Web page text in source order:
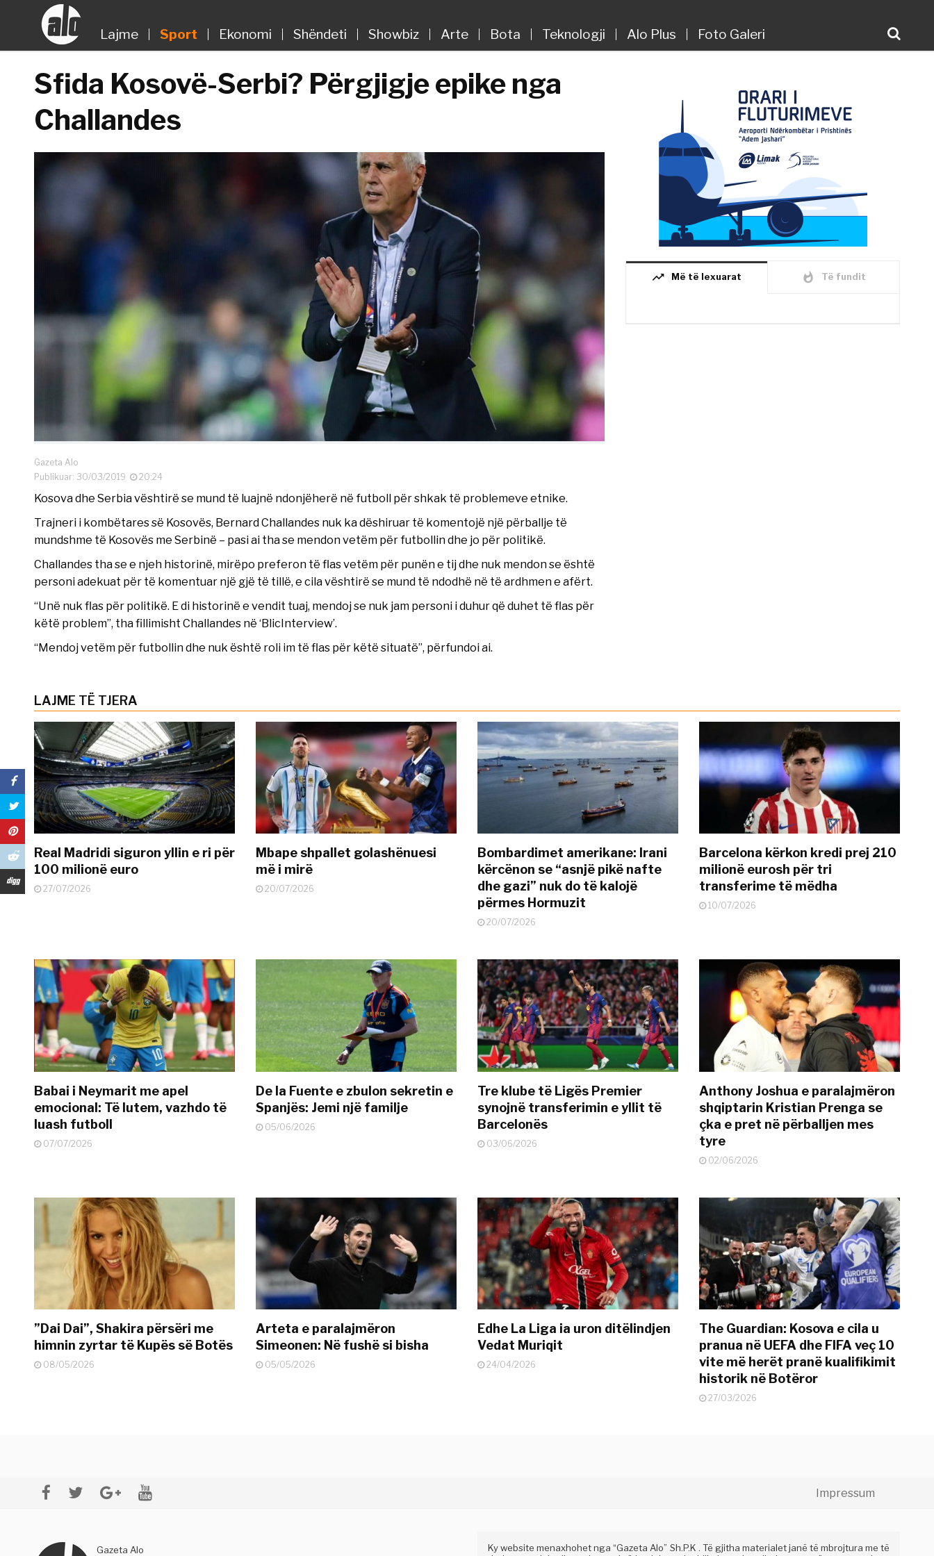
Lajme Sport Ekonomi Shëndeti Showbiz Arte Bota Teknologji Alo Plus Foto Galeri
Sfida Kosovë-Serbi? Përgjigje epike nga
Challandes
Gazeta Alo
Publikuar: 30/03/2019
20:24
Kosova dhe Serbia vështirë se mund të luajnë ndonjëherë në futboll për shkak të problemeve etnike.
Trajneri i kombëtares së Kosovës, Bernard Challandes nuk ka dëshiruar të komentojë një përballje të
mundshme të Kosovës me Serbinë – pasi ai tha se mendon vetëm për futbollin dhe jo për politikë.
Challandes tha se e njeh historinë, mirëpo preferon të flas vetëm për punën e tij dhe nuk mendon se është
personi adekuat për të komentuar një gjë të tillë, e cila vështirë se mund të ndodhë në të ardhmen e afërt.
“Unë nuk flas për politikë. E di historinë e vendit tuaj, mendoj se nuk jam personi i duhur që duhet të flas për
këtë problem”, tha fillimisht Challandes në ‘BlicInterview’.
“Mendoj vetëm për futbollin dhe nuk është roli im të flas për këtë situatë”, përfundoi ai.
trending_up Më të lexuarat whatshot Të fundit
LAJME TË TJERA
Real Madridi siguron yllin e ri për
100 milionë euro
27/07/2026
Mbape shpallet golashënuesi
më i mirë
20/07/2026
Bombardimet amerikane: Irani
kërcënon se “asnjë pikë nafte
dhe gazi” nuk do të kalojë
përmes Hormuzit
20/07/2026
Barcelona kërkon kredi prej 210
milionë eurosh për tri
transferime të mëdha
10/07/2026
Babai i Neymarit me apel
emocional: Të lutem, vazhdo të
luash futboll
07/07/2026
De la Fuente e zbulon sekretin e
Spanjës: Jemi një familje
05/06/2026
Tre klube të Ligës Premier
synojnë transferimin e yllit të
Barcelonës
03/06/2026
Anthony Joshua e paralajmëron
shqiptarin Kristian Prenga se
çka e pret në përballjen mes
tyre
02/06/2026
”Dai Dai”, Shakira përsëri me
himnin zyrtar të Kupës së Botës
08/05/2026
Arteta e paralajmëron
Simeonen: Në fushë si bisha
05/05/2026
Edhe La Liga ia uron ditëlindjen
Vedat Muriqit
24/04/2026
The Guardian: Kosova e cila u
pranua në UEFA dhe FIFA veç 10
vite më herët pranë kualifikimit
historik në Botëror
27/03/2026
Impressum
Gazeta Alo
Ky website menaxhohet nga “Gazeta Alo” Sh.P.K . Të gjitha materialet janë të mbrojtura me të